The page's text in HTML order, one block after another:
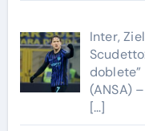
Inter,
doblete”
(ANSA)
[…]